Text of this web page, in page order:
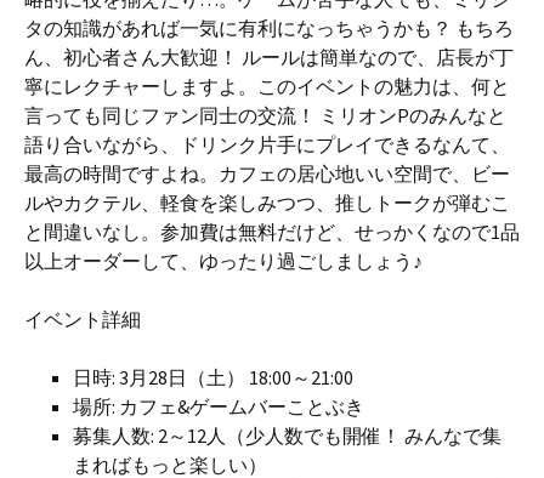
タの知識があれば一気に有利になっちゃうかも？ もちろ
ん、初心者さん大歓迎！ ルールは簡単なので、店長が丁
寧にレクチャーしますよ。このイベントの魅力は、何と
言っても同じファン同士の交流！ ミリオンPのみんなと
語り合いながら、ドリンク片手にプレイできるなんて、
最高の時間ですよね。カフェの居心地いい空間で、ビー
ルやカクテル、軽食を楽しみつつ、推しトークが弾むこ
と間違いなし。参加費は無料だけど、せっかくなので1品
以上オーダーして、ゆったり過ごしましょう♪
イベント詳細
日時: 3月28日（土） 18:00～21:00
場所: カフェ&ゲームバーことぶき
募集人数: 2～12人（少人数でも開催！ みんなで集
まればもっと楽しい）